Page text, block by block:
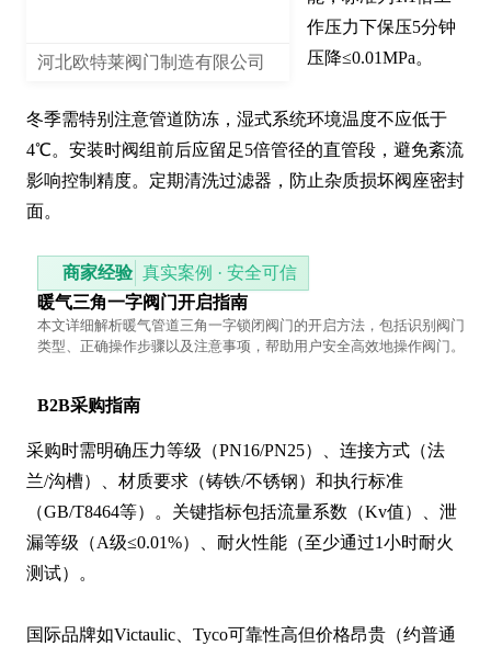
河北欧特莱阀门制造有限公司
作压力下保压5分钟
压降≤0.01MPa。
冬季需特别注意管道防冻，湿式系统环境温度不应低于
4℃。安装时阀组前后应留足5倍管径的直管段，避免紊流
影响控制精度。定期清洗过滤器，防止杂质损坏阀座密封
面。
商家经验 真实案例 · 安全可信
暖气三角一字阀门开启指南
本文详细解析暖气管道三角一字锁闭阀门的开启方法，包括识别阀门
类型、正确操作步骤以及注意事项，帮助用户安全高效地操作阀门。
B2B采购指南
采购时需明确压力等级（PN16/PN25）、连接方式（法
兰/沟槽）、材质要求（铸铁/不锈钢）和执行标准
（GB/T8464等）。关键指标包括流量系数（Kv值）、泄
漏等级（A级≤0.01%）、耐火性能（至少通过1小时耐火
测试）。
国际品牌如Victaulic、Tyco可靠性高但价格昂贵（约普通